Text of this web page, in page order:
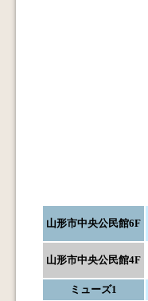
山形市中央公民館6F
山形市中央公民館4F
ミューズ1